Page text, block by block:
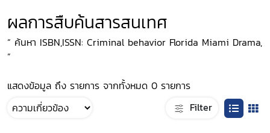
ผลการสืบค้นสารสนเทศ
“ ค้นหา ISBN,ISSN: Criminal behavior Florida Miami Drama,
”
แสดงข้อมูล ถึง รายการ จากทั้งหมด 0 รายการ
Filter